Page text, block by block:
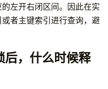
左开右闭区间。因此在实
者主键索引进行查询，避
后，什么时候释